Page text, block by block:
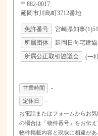
〒882-0017
延岡市川島町3712番地
免許番号
宮崎県知事
所属団体
延岡日向宅建
所属公正取引協議会
(一
営業時間 -
定休日 -
お電話またはフォームからお
の場合は「物件番号」をお伝え
物件掲載内容と現状に相違が